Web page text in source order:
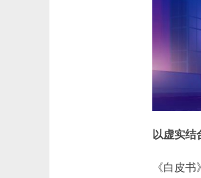
以虚实结
《白皮